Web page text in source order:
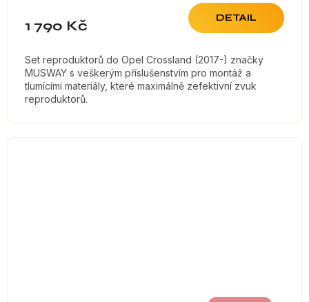
1 790 Kč DETAIL
Set reproduktorů do Opel Crossland (2017-) značky
MUSWAY s veškerým příslušenstvím pro montáž a
tlumícími materiály, které maximálně zefektivní zvuk
reproduktorů.